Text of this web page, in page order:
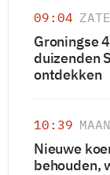
09:04
Groningse
duizenden
ontdekken
10:39
Nieuwe
behouden,